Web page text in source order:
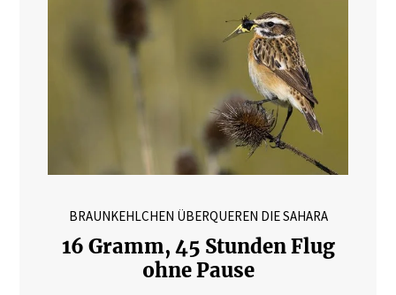
BRAUNKEHLCHEN ÜBERQUEREN DIE SAHARA
16 Gramm, 45 Stunden Flug
ohne Pause